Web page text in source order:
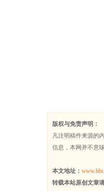
版权与免责声明：
凡注明稿件来源的
信息，本网并不意
本文地址：
转载本站原创文章